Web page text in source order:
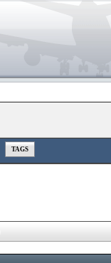
TAGS